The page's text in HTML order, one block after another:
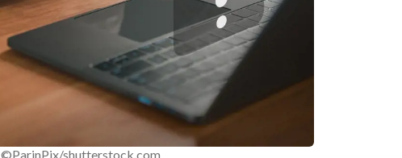
©ParinPix/shutterstock.com